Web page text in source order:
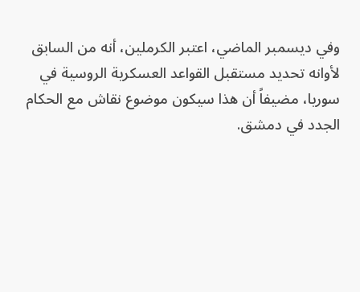
وفي ديسمبر الماضي، اعتبر الكرملين، أنه من السابق
لأوانه تحديد مستقبل القواعد العسكرية الروسية في
سوريا، مضيفاً أن هذا سيكون موضوع نقاش مع الحكام
الجدد في دمشق.